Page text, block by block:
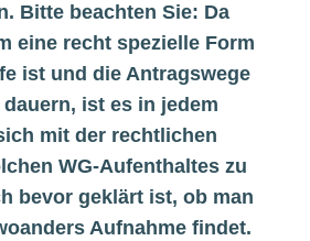
Bitte beachten Sie: Da
eine recht spezi­elle Form
ist und die Antrags­wege
ist es in jedem
mit der recht­li­chen
WG-Aufenthaltes zu
bevor geklärt ist, ob man
Aufnahme findet.